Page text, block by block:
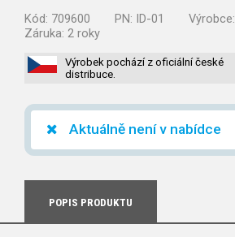
Kód: 709600 PN: ID-01 Výrobce:
Záruka: 2 roky
Výrobek pochází z oficiální české
distribuce.
Aktuálně není v nabídce
POPIS PRODUKTU